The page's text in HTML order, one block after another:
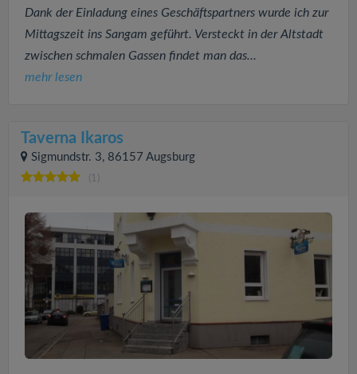
Dank der Einladung eines Geschäftspartners wurde ich zur
Mittagszeit ins Sangam geführt. Versteckt in der Altstadt
zwischen schmalen Gassen findet man das...
mehr lesen
Taverna Ikaros
Sigmundstr. 3, 86157 Augsburg
(1)